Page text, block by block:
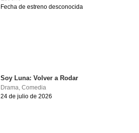
Fecha de estreno desconocida
Soy Luna: Volver a Rodar
Drama,Comedia
24 de julio de 2026